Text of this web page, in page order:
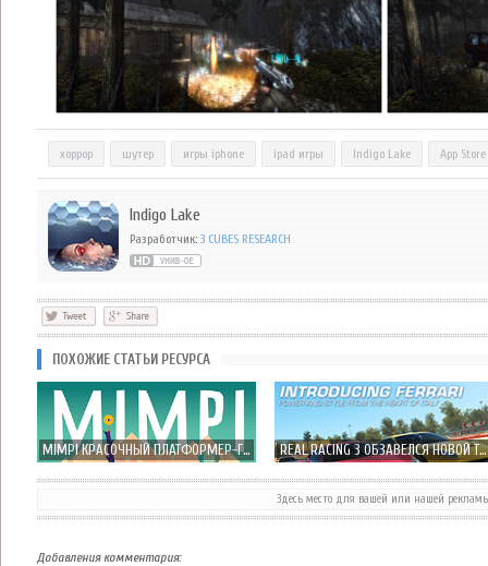
хоррор шутер игры iphone ipad игры Indigo Lake App Store
Indigo Lake
Разработчик: 3 CUBES RESEARCH
ПОХОЖИЕ СТАТЬИ РЕСУРСА
MIMPI КРАСОЧНЫЙ ПЛАТФОРМЕР-ГОЛОВОЛОМКА ОТ CRESCENT MOON GAMES REAL RACING 3 ОБЗАВЕЛСЯ НОВОЙ ТРАССОЙ И FERRARI-ЯМИ
Здесь место для вашей или нашей
Добавления комментария: